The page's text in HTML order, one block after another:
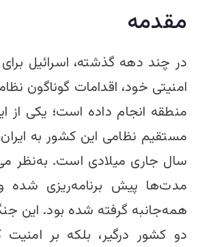
مقدمه
در چند دهه گذشته، اسرائیل
امنیتی خود، اقدامات گوناگون
منطقه انجام داده است؛ یکی از
سال جاری میلادی است. به‌نظر
مدت‌ها پیش برنامه‌ریزی شده
همه‌جانبه گرفته شده بود. این
دو کشور درگیر، بلکه بر